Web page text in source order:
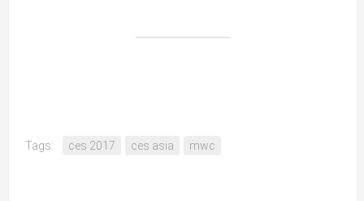
Tags: ces 2017 ces asia mwc